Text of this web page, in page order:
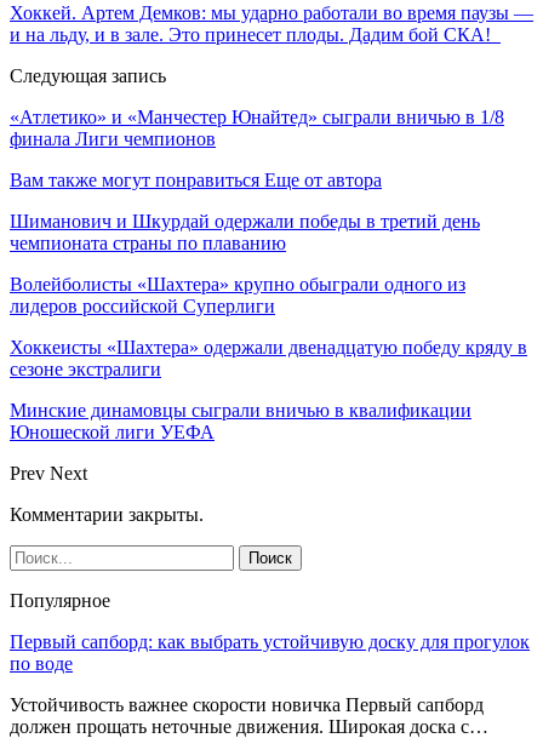
Хоккей. Артем Демков: мы ударно работали во время паузы —
и на льду, и в зале. Это принесет плоды. Дадим бой СКА!
Следующая запись
«Атлетико» и «Манчестер Юнайтед» сыграли вничью в 1/8
финала Лиги чемпионов
Вам также могут понравиться Еще от автора
Шиманович и Шкурдай одержали победы в третий день
чемпионата страны по плаванию
Волейболисты «Шахтера» крупно обыграли одного из
лидеров российской Суперлиги
Хоккеисты «Шахтера» одержали двенадцатую победу кряду в
сезоне экстралиги
Минские динамовцы сыграли вничью в квалификации
Юношеской лиги УЕФА
Prev Next
Комментарии закрыты.
Популярное
Первый сапборд: как выбрать устойчивую доску для прогулок
по воде
Устойчивость важнее скорости новичка Первый сапборд
должен прощать неточные движения. Широкая доска с…